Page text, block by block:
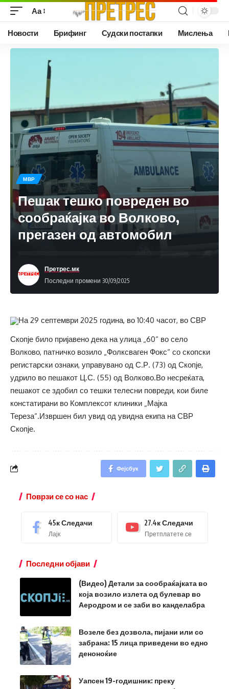
Аа
Новости Брифинг Судски постапки Мислења
МВР
Пешак тешко повреден во
сообраќајка во Волково,
прегазен од автомобил
Последни промени 30/09/2025
Претрес.мк
На 29 септември 2025 година, во 10:40 часот, во СВР
Скопје било пријавено дека на улица „60“ во село
Волково, патничко возило „Фолксваген Фокс“ со скопски
регистарски ознаки, управувано од С.Р. (73) од Скопје,
удрило во пешакот Ц.С. (55) од Волково.Во несреќата,
пешакот се здобил со тешки телесни повреди, кои биле
констатирани во Комплексот клиники „Мајка
Тереза“.Извршен бил увид од увидна екипа на СВР
Скопје.
Фејсбук
Поврзи се со нас
45кСледачи
Лајк
27.4кСледачи
Претплатете се
Последни објави
(Видео) Детали за сообраќајката во
која возило излета од булевар во
Аеродром и се заби во канделабра
Возеле без дозвола, пијани или со
забрана: 15 лица приведени во едно
деноноќие
Уапсен 19-годишник: преку